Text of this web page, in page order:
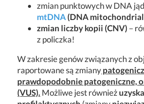
zmian punktowych w DNA
mtDNA(DNA
zmian liczby kopii (CNV)–
z policzka!
W zakresie genów związanych z
raportowane są zmiany
prawdopodobnie patogeniczne,
(VUS). Możliwe jest również